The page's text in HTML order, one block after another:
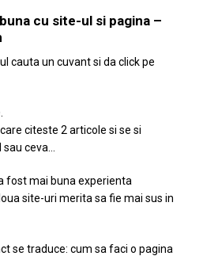
cu site-ul si pagina –
cauta un cuvant si da click pe
citeste 2 articole si se si
ceva…
fost mai buna experienta
site-uri merita sa fie mai sus in
se traduce: cum sa faci o pagina